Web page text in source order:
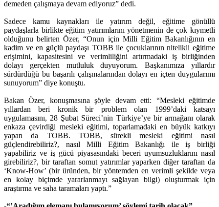
demeden çalışmaya devam ediyoruz” dedi.
Sadece kamu kaynakları ile yatırım değil, eğitime gönüllü
paydaşlarla birlikte eğitim yatırımlarını yönetmenin de çok kıymetli
olduğunu belirten Özer, “Onun için Milli Eğitim Bakanlığının en
kadim ve en güçlü paydaşı TOBB ile çocuklarının nitelikli eğitime
erişimini, kapasitesini ve verimliliğini artırmadaki iş birliğinden
dolayı gerçekten mutluluk duyuyorum. Başkanımıza yıllardır
sürdürdüğü bu başarılı çalışmalarından dolayı en içten duygularımı
sunuyorum” diye konuştu.
Bakan Özer, konuşmasına şöyle devam etti: “Mesleki eğitimde
yıllardan beri kronik bir problem olan 1999’daki katsayı
uygulamasını, 28 Şubat Süreci’nin Türkiye’ye bir armağanı olarak
enkaza çevirdiği mesleki eğitimi, toparlamadaki en büyük katkıyı
yapan da TOBB. TOBB, sürekli mesleki eğitimi nasıl
güçlendirebiliriz?, nasıl Milli Eğitim Bakanlığı ile iş birliği
yapabiliriz ve iş gücü piyasasındaki beceri uyumsuzluklarını nasıl
girebiliriz?, bir taraftan somut yatırımlar yaparken diğer taraftan da
‘Know-How’ (bir üründen, bir yöntemden en verimli şekilde veya
en kolay biçimde yararlanmayı sağlayan bilgi) oluşturmak için
araştırma ve saha taramaları yaptı.”